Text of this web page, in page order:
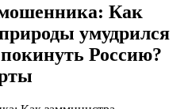
Как
умудрился
Россию?